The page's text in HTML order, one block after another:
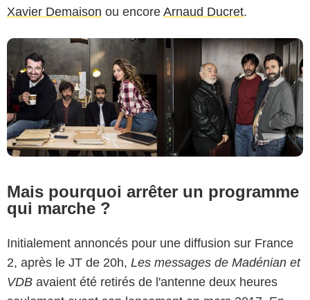
Xavier Demaison ou encore Arnaud Ducret.
Mais pourquoi arrêter un programme
qui marche ?
Initialement annoncés pour une diffusion sur France
2, après le JT de 20h, Les messages de Madénian et
VDB avaient été retirés de l'antenne deux heures